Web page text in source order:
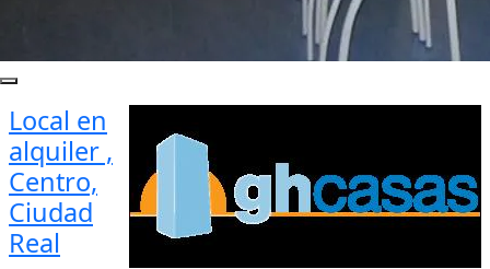
Local en
alquiler ,
Centro,
Ciudad
Real